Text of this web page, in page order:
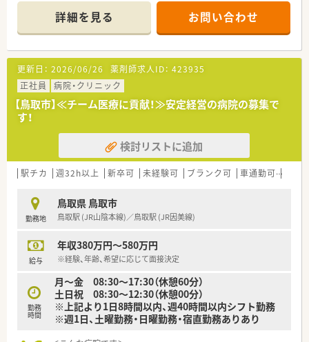
■様々な委員会があり、みんながチーム医療に貢献しておりま
す。
■200床以上ある病院です。
＜業務内容＞
■処方箋による調剤業務、服薬指導、薬剤情報の提供、病棟業務
など
＜研修制度＞
■勉強会や学術運動交流集会など、様々なスキルアップの機会が
＜こんな方にもオススメ＞
■お休みの取得など仕事とプライベートを両立したい方
詳細を見る お問い合わせ
更新日： 2026/06/26 薬剤師求人ID： 423935
正社員
病院・クリニック
【鳥取市】≪チーム医療に貢献！≫安定経営の病院の募集で
す！
検討リストに追加
駅チカ 週32h以上 新卒可 未経験可 ブランク可 車通勤可
勤務地
鳥取県 鳥取市
鳥取駅 (JR山陰本線)／鳥取駅 (JR因美線)
給与
年収380万円～580万円
※経験、年齢、希望に応じて面接決定
勤務
時間
月～金 08:30～17:30（休憩60分）
土日祝 08:30～12:30（休憩00分）
※上記より1日8時間以内、週40時間以内シフト勤務
※週1日、土曜勤務・日曜勤務・宿直勤務ありあり